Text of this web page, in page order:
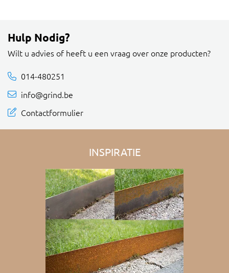
Hulp Nodig?
Wilt u advies of heeft u een vraag over onze producten?
014-480251
info@grind.be
Contactformulier
INSPIRATIE